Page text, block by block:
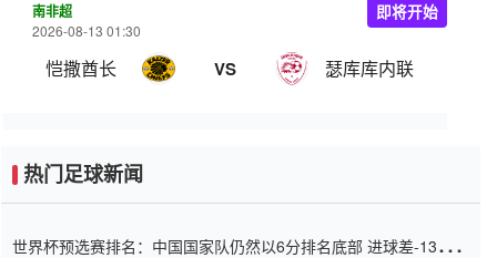
南非超
2026-08-13 01:30
恺撒酋长 VS 瑟库库内联
即将开始
热门足球新闻
世界杯预选赛排名：中国国家队仍然以6分排名底部 进球差-13令人